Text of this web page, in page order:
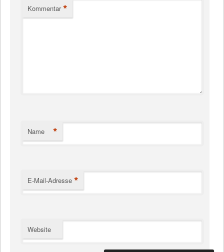
Kommentar *
Name *
E-Mail-Adresse *
Website